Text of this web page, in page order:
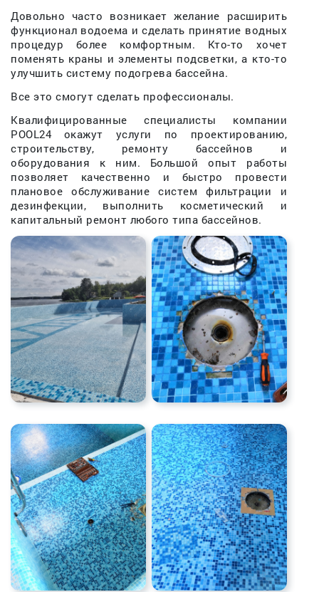
Довольно часто возникает желание расширить
функционал водоема и сделать принятие водных
процедур более комфортным. Кто-то хочет
поменять краны и элементы подсветки, а кто-то
улучшить систему подогрева бассейна.
Все это смогут сделать профессионалы.
Квалифицированные специалисты компании
POOL24 окажут услуги по проектированию,
строительству, ремонту бассейнов и
оборудования к ним. Большой опыт работы
позволяет качественно и быстро провести
плановое обслуживание систем фильтрации и
дезинфекции, выполнить косметический и
капитальный ремонт любого типа бассейнов.